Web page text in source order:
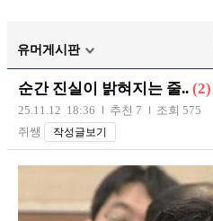
트럭/버스
장착시공사진
유머게시판
순간 진실이 밝혀지는 줄.. (2)
25.11.12 18:36 추천 7
조회 575
쥐쌩
작성글보기